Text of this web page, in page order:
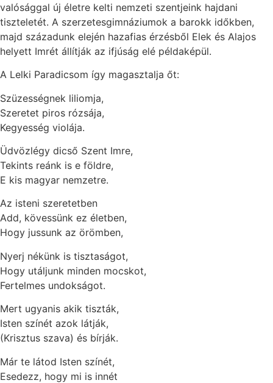
valósággal új életre kelti nemzeti szentjeink hajdani
tiszteletét. A szerzetesgimnáziumok a barokk időkben,
majd századunk elején hazafias érzésből Elek és Alajos
helyett Imrét állítják az ifjúság elé példaképül.
A Lelki Paradicsom így magasztalja őt:
Szüzességnek liliomja,
Szeretet piros rózsája,
Kegyesség violája.
Üdvözlégy dicső Szent Imre,
Tekints reánk is e földre,
E kis magyar nemzetre.
Az isteni szeretetben
Add, kövessünk ez életben,
Hogy jussunk az örömben,
Nyerj nékünk is tisztaságot,
Hogy utáljunk minden mocskot,
Fertelmes undokságot.
Mert ugyanis akik tiszták,
Isten színét azok látják,
(Krisztus szava) és bírják.
Már te látod Isten színét,
Esedezz, hogy mi is innét